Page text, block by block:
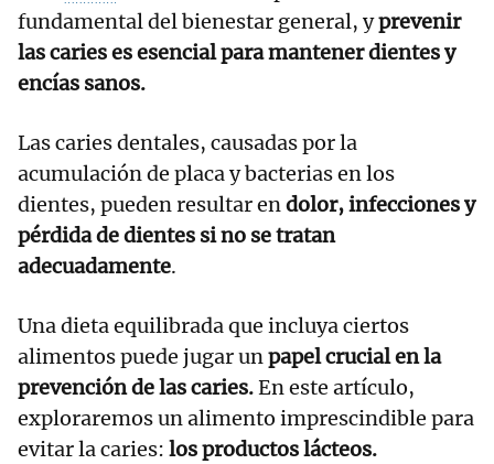
fundamental del bienestar general, yprevenir
las caries es esencial para mantener dientes y
encías sanos.
Las caries dentales, causadas por la
acumulación de placa y bacterias en los
dientes, pueden resultar endolor, infecciones y
pérdida de dientes si no se tratan
adecuadamente.
Una dieta equilibrada que incluya ciertos
alimentos puede jugar unpapel crucial en la
prevención de las caries.En este artículo,
exploraremos un alimento imprescindible para
evitar la caries: los productos lácteos.